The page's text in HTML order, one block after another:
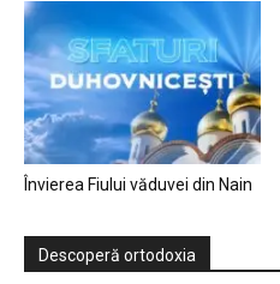
Învierea Fiului văduvei din Nain
Descoperă ortodoxia